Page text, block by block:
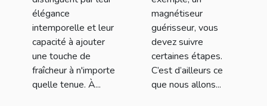
élégance
intemporelle et leur
capacité à ajouter
une touche de
fraîcheur à n'importe
quelle tenue. À...
magnétiseur
guérisseur, vous
devez suivre
certaines étapes.
C’est d’ailleurs ce
que nous allons...